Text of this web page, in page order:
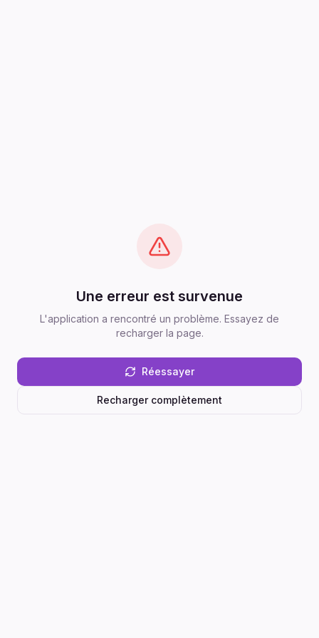
Une erreur est survenue
L'application a rencontré un problème. Essayez de
recharger la page.
Réessayer
Recharger complètement